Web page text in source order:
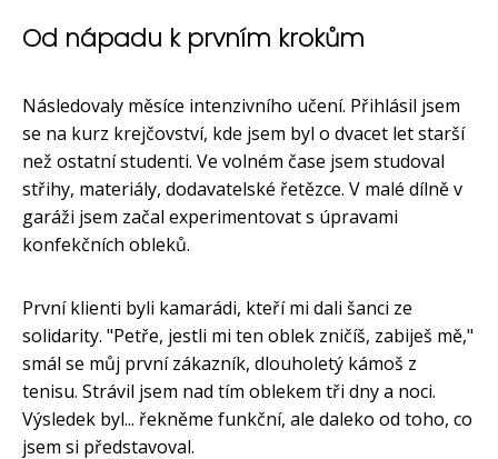
Od nápadu k prvním krokům
Následovaly měsíce intenzivního učení. Přihlásil jsem
se na kurz krejčovství, kde jsem byl o dvacet let starší
než ostatní studenti. Ve volném čase jsem studoval
střihy, materiály, dodavatelské řetězce. V malé dílně v
garáži jsem začal experimentovat s úpravami
konfekčních obleků.
První klienti byli kamarádi, kteří mi dali šanci ze
solidarity. "Petře, jestli mi ten oblek zničíš, zabiješ mě,"
smál se můj první zákazník, dlouholetý kámoš z
tenisu. Strávil jsem nad tím oblekem tři dny a noci.
Výsledek byl... řekněme funkční, ale daleko od toho, co
jsem si představoval.